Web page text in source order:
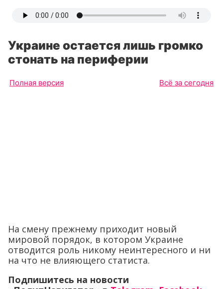
Украине остается лишь громко
стонать на периферии
Полная версия Всё за сегодня
На смену прежнему приходит новый
мировой порядок, в котором Украине
отводится роль никому неинтересного и ни
на что не влияющего статиста.
Подпишитесь на новости